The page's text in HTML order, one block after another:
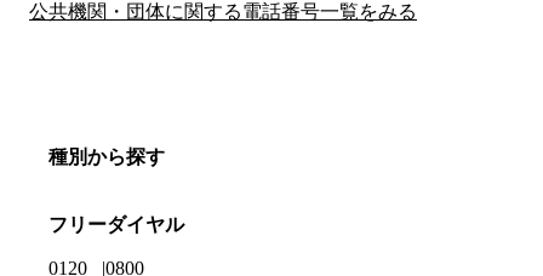
公共機関・団体に関する電話番号一覧をみる
種別から探す
フリーダイヤル
0120 0800